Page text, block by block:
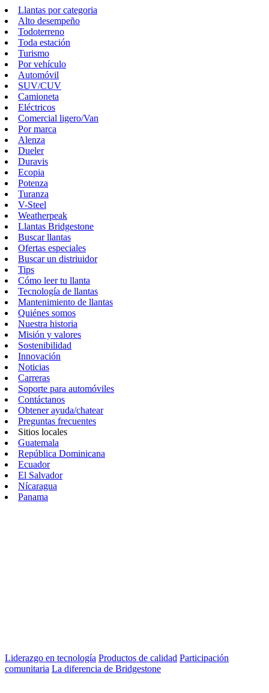
Llantas por categoria
Alto desempeño
Todoterreno
Toda estación
Turismo
Por vehículo
Automóvil
SUV/CUV
Camioneta
Eléctricos
Comercial ligero/Van
Por marca
Alenza
Dueler
Duravis
Ecopia
Potenza
Turanza
V-Steel
Weatherpeak
Llantas Bridgestone
Buscar llantas
Ofertas especiales
Buscar un distriuidor
Tips
Cómo leer tu llanta
Tecnología de llantas
Mantenimiento de llantas
Quiénes somos
Nuestra historia
Misión y valores
Sostenibilidad
Innovación
Noticias
Carreras
Soporte para automóviles
Contáctanos
Obtener ayuda/chatear
Preguntas frecuentes
Sitios locales
Guatemala
República Dominicana
Ecuador
El Salvador
Nícaragua
Panama
Liderazgo en tecnología Productos de calidad Participación
comunitaria La diferencia de Bridgestone